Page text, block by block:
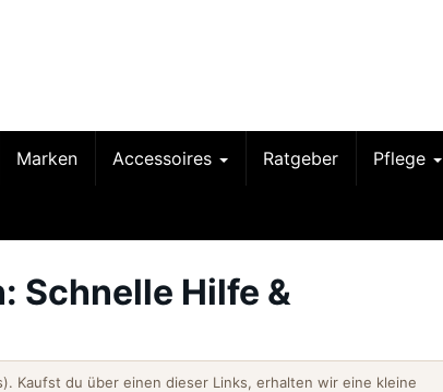
Marken Accessoires Ratgeber Pflege
Schnelle Hilfe &
Kaufst du über einen dieser Links, erhalten wir eine kleine